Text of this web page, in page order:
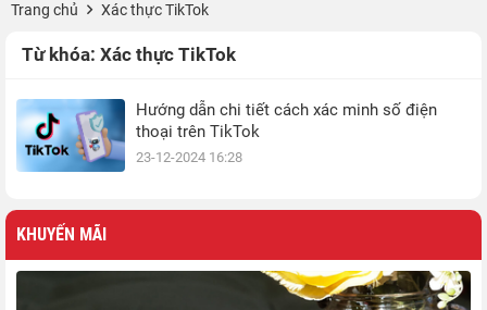
Trang chủ Xác thực TikTok
Từ khóa: Xác thực TikTok
Hướng dẫn chi tiết cách xác minh số điện
thoại trên TikTok
23-12-2024 16:28
KHUYẾN MÃI